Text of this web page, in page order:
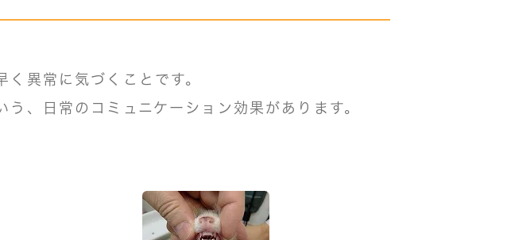
異常に気づくことです。
、日常のコミュニケーション効果があります。